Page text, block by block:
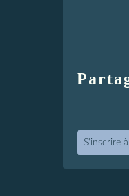
S'inscrire